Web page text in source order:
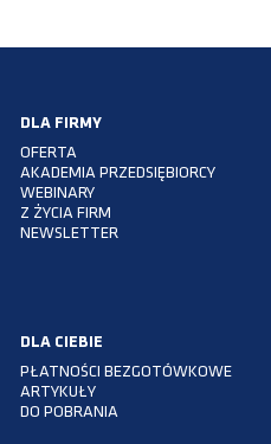
DLA FIRMY
OFERTA
AKADEMIA PRZEDSIĘBIORCY
WEBINARY
Z ŻYCIA FIRM
NEWSLETTER
DLA CIEBIE
PŁATNOŚCI BEZGOTÓWKOWE
ARTYKUŁY
DO POBRANIA